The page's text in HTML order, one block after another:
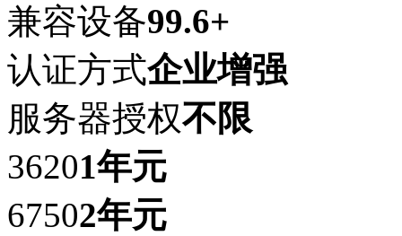
兼容设备99.6+
认证方式企业增强
服务器授权不限
36201年元
67502年元